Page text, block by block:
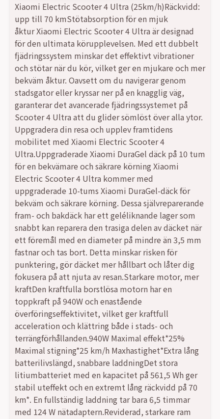
Xiaomi Electric Scooter 4 Ultra (25km/h)Räckvidd:
upp till 70 kmStötabsorption för en mjuk
åktur Xiaomi Electric Scooter 4 Ultra är designad
för den ultimata körupplevelsen. Med ett dubbelt
fjädringssystem minskar det effektivt vibrationer
och stötar när du kör, vilket ger en mjukare och mer
bekväm åktur. Oavsett om du navigerar genom
stadsgator eller kryssar ner på en knagglig väg,
garanterar det avancerade fjädringssystemet på
Scooter 4 Ultra att du glider sömlöst över alla ytor.
Uppgradera din resa och upplev framtidens
mobilitet med Xiaomi Electric Scooter 4
Ultra.Uppgraderade Xiaomi DuraGel däck på 10 tum
för en bekvämare och säkrare körning Xiaomi
Electric Scooter 4 Ultra kommer med
uppgraderade 10-tums Xiaomi DuraGel-däck för
bekväm och säkrare körning. Dessa självreparerande
fram- och bakdäck har ett geléliknande lager som
snabbt kan reparera den trasiga delen av däcket när
ett föremål med en diameter på mindre än 3,5 mm
fastnar och tas bort. Detta minskar risken för
punktering, gör däcket mer hållbart och låter dig
fokusera på att njuta av resan.Starkare motor, mer
kraftDen kraftfulla borstlösa motorn har en
toppkraft på 940W och enastående
överföringseffektivitet, vilket ger kraftfull
acceleration och klättring både i stads- och
terrängförhållanden.940W Maximal effekt*25%
Maximal stigning*25 km/h Maxhastighet*Extra lång
batterilivslängd, snabbare laddningDet stora
litiumbatteriet med en kapacitet på 561,5 Wh ger
stabil uteffekt och en extremt lång räckvidd på 70
km*. En fullständig laddning tar bara 6,5 timmar
med 124 W nätadaptern.Reviderad, starkare ram